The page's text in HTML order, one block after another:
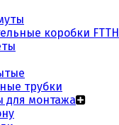
коробки FTTH
трубки
для монтажа